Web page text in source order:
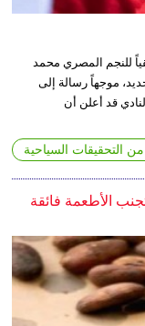
للنجم المصري محمد
موجهاً رسالة إلى
قد أعلن أن
من التحقيقات السياحية
الأطعمة فائقة